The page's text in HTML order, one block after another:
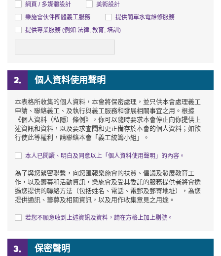
網頁 / 多媒體設計
美術設計
樂施會伙伴團體義工服務
提供簡單水電維修服務
提供專業服務 (例如:法律, 教育, 培訓)
個人資料使用聲明
本表格所收集的個人資料，本會將保密處理，並只供本會處理義工
申請、聯絡義工、及執行與義工服務和發展相關事宜之用。根據
《個人資料（私隱）條例》，你可以隨時要求本會停止向你提供上
述資訊和資料，以及要求查閱和更正備存於本會的個人資料；如欲
行使此等權利，請聯絡本會「義工統籌小組」。
本人已閱讀、明白及同意以上「個人資料使用聲明」的內容。
為了與您緊密聯繫，向您匯報樂施會的扶貧、倡議及發展教育工
作，以及籌募和活動資訊，樂施會及受其委託的服務提供者將會透
過您提供的聯絡方法（包括姓名、電話、電郵及郵寄地址），為您
提供通訊、籌募及相關資訊，以及用作收集意見之用途。
若您不願意收到上述資訊及資料，請在方格上加上剔號。
保密聲明